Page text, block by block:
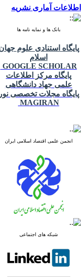
اطلاعات آماری نشریه
بانک ها و نمایه نامه ها
پایگاه استنادی علوم
اسلام
GOOGLE SCHOLAR
پایگاه مرکز اطلاعات
علمی جهاد دانشگاهی
پایگاه مجلات تخصصی نور
MAGIRAN
انجمن علمی اقتصاد اسلامی ایران
شبکه های اجتماعی